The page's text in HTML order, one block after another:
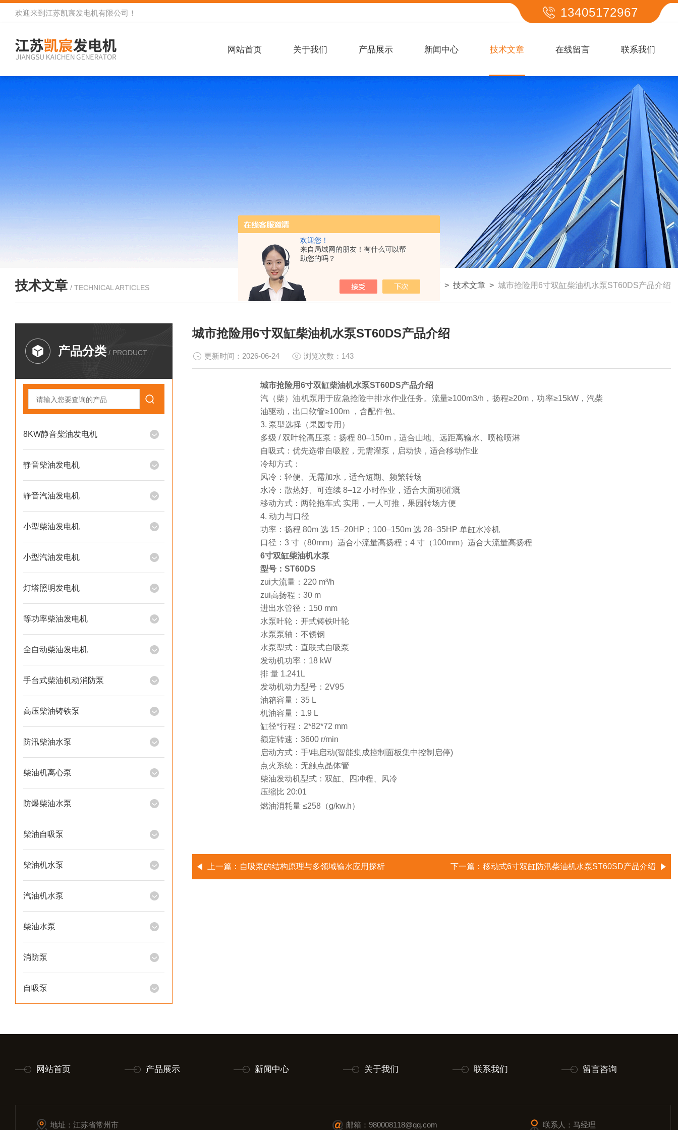
欢迎您！
来自局域网的朋友！有什么可以帮
助您的吗？
欢迎来到 江苏凯宸发电机有限公司 ！ 13405172967
网站首页 关于我们 产品展示 新闻中心 技术文章 在线留言 联系我们
技术文章 / TECHNICAL ARTICLES 我的位置： 首页 > 技术文章 > 城市抢险用6寸双缸柴油机水泵ST60DS产品介绍
产品分类 / PRODUCT
8KW静音柴油发电机
静音柴油发电机
静音汽油发电机
小型柴油发电机
小型汽油发电机
灯塔照明发电机
等功率柴油发电机
全自动柴油发电机
手台式柴油机动消防泵
高压柴油铸铁泵
防汛柴油水泵
柴油机离心泵
防爆柴油水泵
柴油自吸泵
柴油机水泵
汽油机水泵
柴油水泵
消防泵
自吸泵
城市抢险用6寸双缸柴油机水泵ST60DS产品介绍
更新时间：2026-06-24 浏览次数：143
城市抢险用6寸双缸柴油机水泵ST60DS产品介绍
汽（柴）油机泵用于应急抢险中排水作业任务。流量≥100m3/h，扬程≥20m，功率≥15kW，汽柴
油驱动，出口软管≥100m ，含配件包。
3. 泵型选择（果园专用）
多级 / 双叶轮高压泵：扬程 80–150m，适合山地、远距离输水、喷枪喷淋
自吸式：优先选带自吸腔，无需灌泵，启动快，适合移动作业
冷却方式：
风冷：轻便、无需加水，适合短期、频繁转场
水冷：散热好、可连续 8–12 小时作业，适合大面积灌溉
移动方式：两轮拖车式 实用，一人可推，果园转场方便
4. 动力与口径
功率：扬程 80m 选 15–20HP；100–150m 选 28–35HP 单缸水冷机
口径：3 寸（80mm）适合小流量高扬程；4 寸（100mm）适合大流量高扬程
6寸双缸柴油机水泵
型号：ST60DS
zui大流量：220 m³/h
zui高扬程：30 m
进出水管径：150 mm
水泵叶轮：开式铸铁叶轮
水泵泵轴：不锈钢
水泵型式：直联式自吸泵
发动机功率：18 kW
排 量 1.241L
发动机动力型号：2V95
油箱容量：35 L
机油容量：1.9 L
缸径*行程：2*82*72 mm
额定转速：3600 r/min
启动方式：手\电启动(智能集成控制面板集中控制启停)
点火系统：无触点晶体管
柴油发动机型式：双缸、四冲程、风冷
压缩比 20:01
燃油消耗量 ≤258（g/kw.h）
上一篇： 自吸泵的结构原理与多领域输水应用探析 下一篇： 移动式6寸双缸防汛柴油机水泵ST60SD产品介绍
网站首页 产品展示 新闻中心 关于我们 联系我们 留言咨询
地址：江苏省常州市 邮箱：980008118@qq.com 联系人：马经理